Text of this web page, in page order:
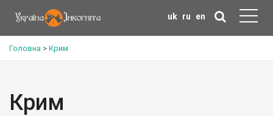
uk ru en
Головна > Крим
Крим